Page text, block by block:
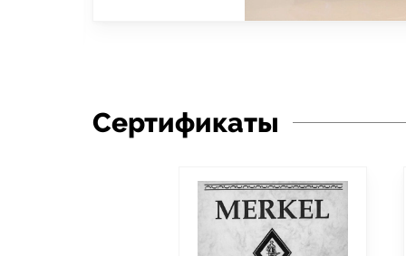
Сертификаты